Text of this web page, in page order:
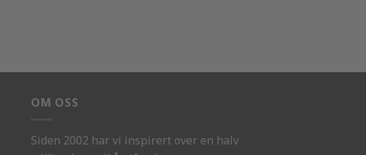
OM OSS
Siden 2002 har vi inspirert over en halv